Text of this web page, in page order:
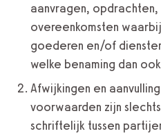
aanvragen,
overeenkomsten
goederen en/of
welke benaming dan
Afwijkingen en
voorwaarden zijn
schriftelijk tussen